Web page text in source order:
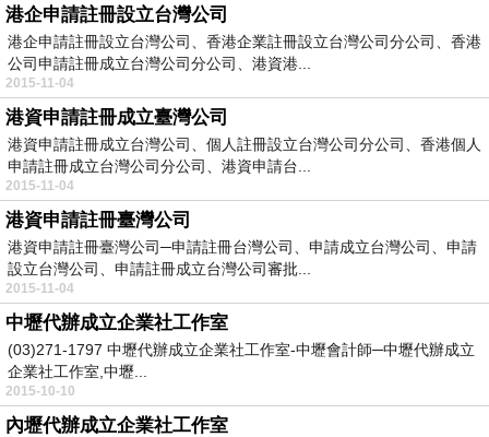
港企申請註冊設立台灣公司
港企申請註冊設立台灣公司、香港企業註冊設立台灣公司分公司、香港
公司申請註冊成立台灣公司分公司、港資港...
2015-11-04
港資申請註冊成立臺灣公司
港資申請註冊成立台灣公司、個人註冊設立台灣公司分公司、香港個人
申請註冊成立台灣公司分公司、港資申請台...
2015-11-04
港資申請註冊臺灣公司
港資申請註冊臺灣公司─申請註冊台灣公司、申請成立台灣公司、申請
設立台灣公司、申請註冊成立台灣公司審批...
2015-11-04
中壢代辦成立企業社工作室
​ (03)271-1797 中壢代辦成立企業社工作室-中壢會計師─中壢代辦成立
企業社工作室,中壢...
2015-10-10
內壢代辦成立企業社工作室